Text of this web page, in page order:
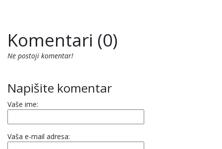
Komentari (0)
Ne postoji komentar!
Napišite komentar
Vaše ime:
Vaša e-mail adresa: